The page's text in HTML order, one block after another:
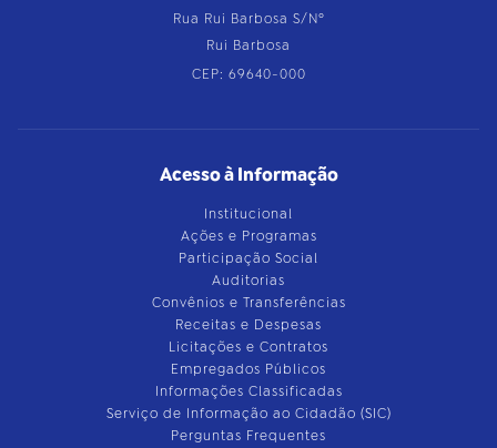
Rua Rui Barbosa S/Nº
Rui Barbosa
CEP: 69640-000
Acesso à Informação
Institucional
Ações e Programas
Participação Social
Auditorias
Convênios e Transferências
Receitas e Despesas
Licitações e Contratos
Empregados Públicos
Informações Classificadas
Serviço de Informação ao Cidadão (SIC)
Perguntas Frequentes